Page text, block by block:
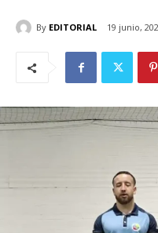
By EDITORIAL 19 junio,